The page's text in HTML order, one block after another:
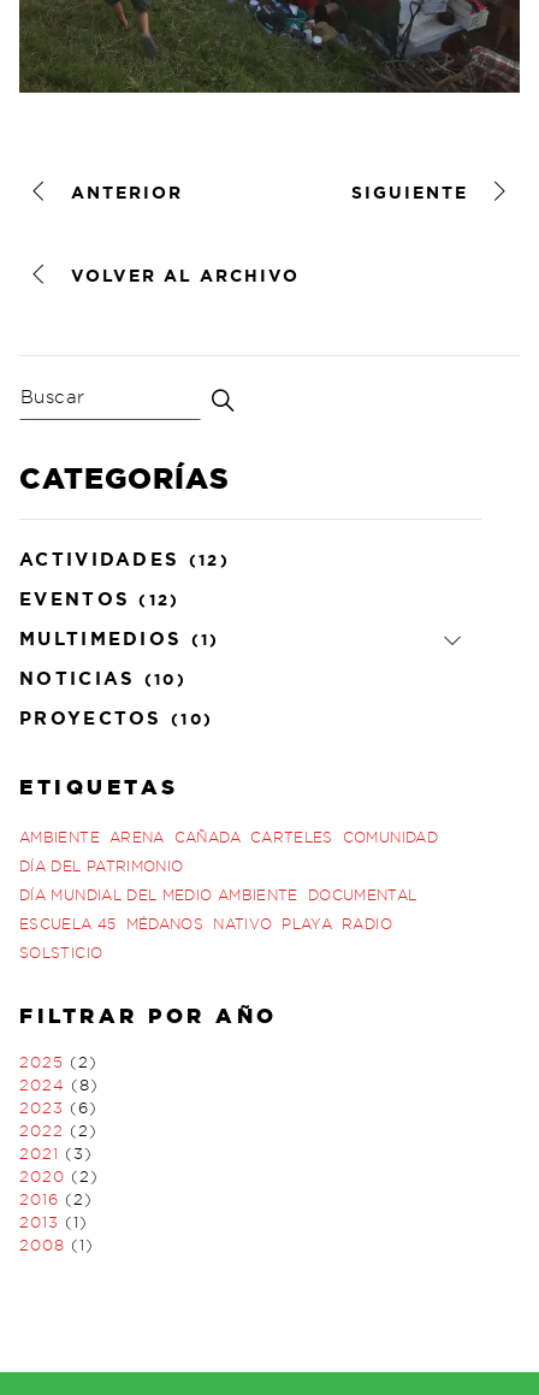
ANTERIOR SIGUIENTE
VOLVER AL ARCHIVO
CATEGORÍAS
ACTIVIDADES (12)
EVENTOS(12)
MULTIMEDIOS (1)
NOTICIAS (10)
PROYECTOS (10)
ETIQUETAS
AMBIENTE ARENA CAÑADA CARTELES
COMUNIDAD
DÍA DEL PATRIMONIO
DÍA MUNDIAL DEL MEDIO AMBIENTE
DOCUMENTAL
ESCUELA 45
MÉDANOS NATIVO PLAYA
RADIO
SOLSTICIO
FILTRAR POR AÑO
2025
(2)
2024
(8)
2023
(6)
2022
(2)
2021
(3)
2020 (2)
2016 (2)
2013
(1)
2008 (1)